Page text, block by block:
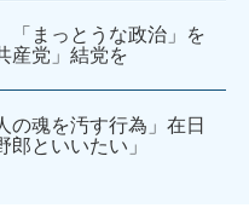
まっとうな政治」を
産党」結党を
の魂を汚す行為」在日
といいたい」